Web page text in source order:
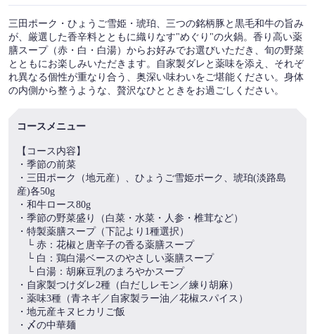
三田ポーク・ひょうご雪姫・琥珀、三つの銘柄豚と黒毛和牛の旨み
が、厳選した香辛料とともに織りなす"めぐり"の火鍋。香り高い薬
膳スープ（赤・白・白湯）からお好みでお選びいただき、旬の野菜
とともにお楽しみいただきます。自家製ダレと薬味を添え、それぞ
れ異なる個性が重なり合う、奥深い味わいをご堪能ください。身体
の内側から整うような、贅沢なひとときをお過ごしください。
コースメニュー
【コース内容】
・季節の前菜
・三田ポーク（地元産）、ひょうご雪姫ポーク、琥珀(淡路島
産)各50g
・和牛ロース80g
・季節の野菜盛り（白菜・水菜・人参・椎茸など）
・特製薬膳スープ（下記より1種選択）
└ 赤：花椒と唐辛子の香る薬膳スープ
└ 白：鶏白湯ベースのやさしい薬膳スープ
└ 白湯：胡麻豆乳のまろやかスープ
・自家製つけダレ2種（白だしレモン／練り胡麻）
・薬味3種（青ネギ／自家製ラー油／花椒スパイス）
・地元産キヌヒカリご飯
・〆の中華麺
この店舗情報をシェアする
【ディナー】身体ととのう、薬膳火鍋膳 ─産地の恵み、
三銘柄豚と黒毛和牛─ | 織─Ori.─ by Wellbe
兵庫県神戸市北区有馬町332番